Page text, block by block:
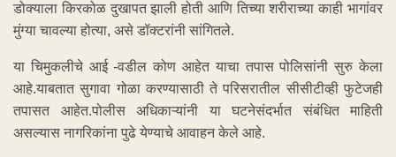
डोक्याला किरकोळ दुखापत झाली होती आणि तिच्या शरीराच्या काही भागांवर
मुंग्या चावल्या होत्या, असे डॉक्टरांनी सांगितले.
या चिमुकलीचे आई -वडील कोण आहेत याचा तपास पोलिसांनी सुरु केला
आहे.याबतात सुगावा गोळा करण्यासाठी ते परिसरातील सीसीटीव्ही फुटेजही
तपासत आहेत.पोलीस अधिकाऱ्यांनी या घटनेसंदर्भात संबंधित माहिती
असल्यास नागरिकांना पुढे येण्याचे आवाहन केले आहे.